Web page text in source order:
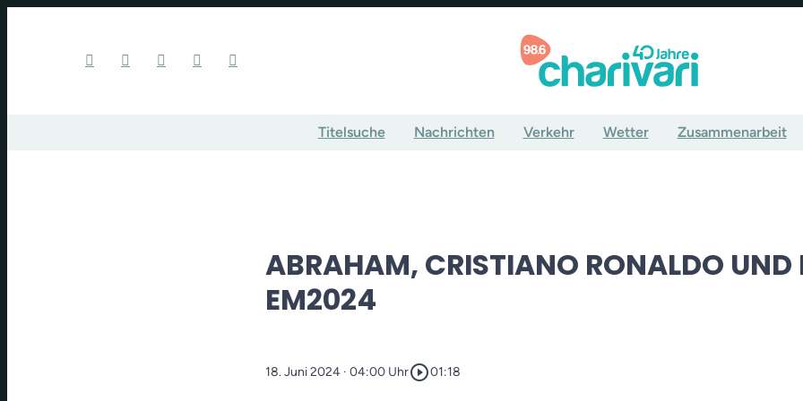
Titelsuche Nachrichten Verkehr Wetter Zusammenarbeit
ABRAHAM, CRISTIANO RONALDO UND
EM2024
18. Juni 2024 · 04:00 Uhrplay_circle_outline01:18